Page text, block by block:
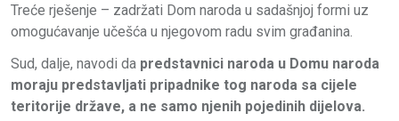
Treće rješenje – zadržati Dom naroda u sadašnjoj formi uz
omogućavanje učešća u njegovom radu svim građanina.
Sud, dalje, navodi da predstavnici naroda u Domu naroda
moraju predstavljati pripadnike tog naroda sa cijele
teritorije države, a ne samo njenih pojedinih dijelova.